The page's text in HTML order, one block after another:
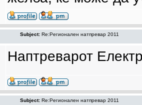
Subject: Re:Регионален натпревар 2011
Наптреварот
Subject: Re:Регионален натпревар 2011